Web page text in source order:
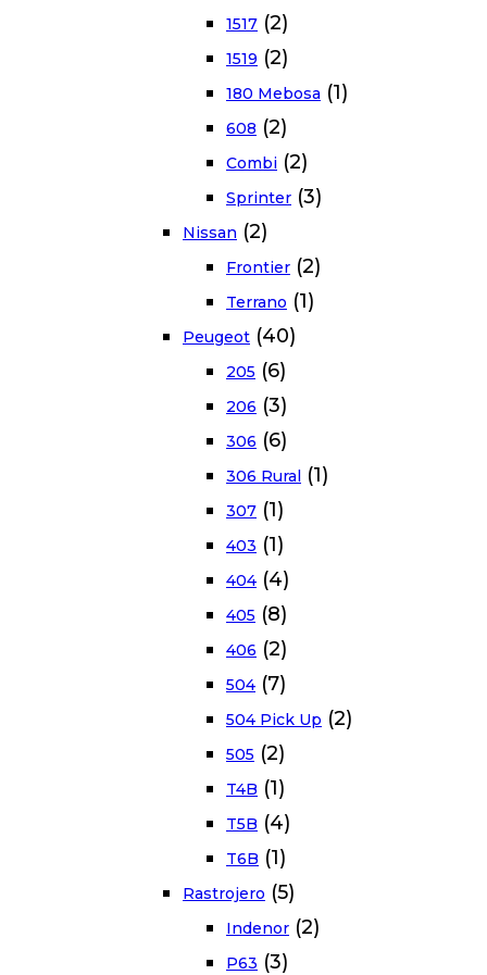
1517 (2)
1519 (2)
180 Mebosa (1)
608 (2)
Combi (2)
Sprinter (3)
Nissan (2)
Frontier (2)
Terrano (1)
Peugeot (40)
205 (6)
206 (3)
306 (6)
306 Rural (1)
307 (1)
403 (1)
404 (4)
405 (8)
406 (2)
504 (7)
504 Pick Up (2)
505 (2)
T4B (1)
T5B (4)
T6B (1)
Rastrojero (5)
Indenor (2)
P63 (3)